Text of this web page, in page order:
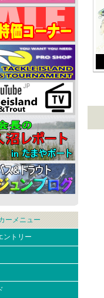
ーメニュー
ントリー